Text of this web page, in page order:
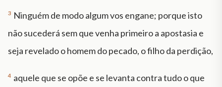
3 Ninguém de modo algum vos engane; porque isto
não sucederá sem que venha primeiro a apostasia e
seja revelado o homem do pecado, o filho da perdição,
4 aquele que se opõe e se levanta contra tudo o que